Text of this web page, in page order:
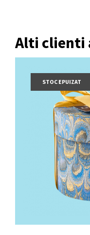
Alti clienti
STOC EPUIZAT